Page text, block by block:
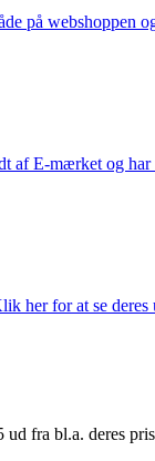
på
E-mærket og
her for at se deres
fra bl.a. deres